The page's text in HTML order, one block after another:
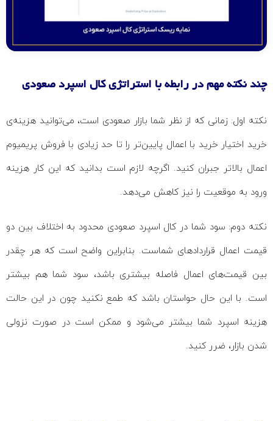
چند نکته مهم در رابطه با استراتژی کال اسپرد صعودی
نکته اول: زمانی که از نظر شما بازار صعودی است، می‌توانید هزینه‌ی
خرید اختیار خرید با اعمال پایین‌تر را تا حد زیادی با فروش پریمیوم
اعمال بالاتر جبران کنید. اگرچه لازم است بدانید که این کار هزینه
ورود به موقعیت را نیز کاهش می‌دهد.
نکته دوم: سود شما در کال اسپرد صعودی محدود به اختلاف بین دو
قیمت اعمال قراردادهای شماست. بنابراین واضح است که هر چقدر
بین قیمت‌های اعمال فاصله بیشتری باشد، سود شما هم بیشتر
است. با این حال حواستان باشد که طمع نکنید چون در این حالت
هزینه اسپرد شما بیشتر می‌شود و ممکن است در صورت نزولی
شدن بازار، ضرر کنید.